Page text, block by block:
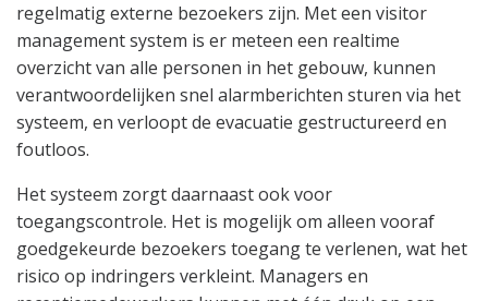
regelmatig externe bezoekers zijn. Met een visitor
management system is er meteen een realtime
overzicht van alle personen in het gebouw, kunnen
verantwoordelijken snel alarmberichten sturen via het
systeem, en verloopt de evacuatie gestructureerd en
foutloos.
Het systeem zorgt daarnaast ook voor
toegangscontrole. Het is mogelijk om alleen vooraf
goedgekeurde bezoekers toegang te verlenen, wat het
risico op indringers verkleint. Managers en